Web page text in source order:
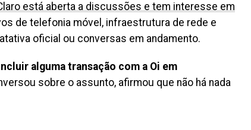
está aberta a discussões e tem interesse em
de telefonia móvel, infraestrutura de rede e
oficial ou conversas em andamento.
alguma transação com a Oi em
sobre o assunto, afirmou que não há nada